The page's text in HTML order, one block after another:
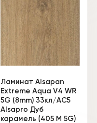
Ламинат Alsapan
Extreme Aqua V4 WR
5G (8mm) 33кл/AC5
Alsapro Дуб
карамель (405 M 5G)